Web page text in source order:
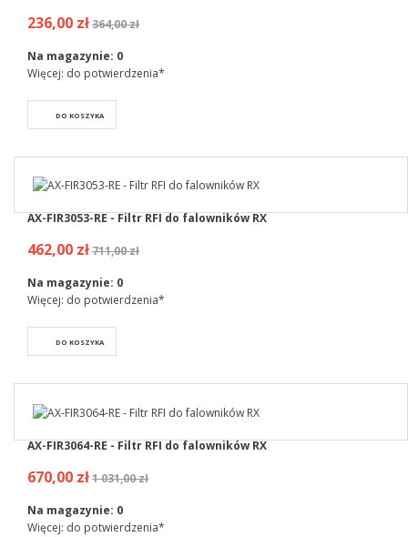
236,00 zł364,00 zł
Na magazynie: 0
Więcej: do potwierdzenia*
DO KOSZYKA
AX-FIR3053-RE - Filtr RFI do falowników RX
462,00 zł711,00 zł
Na magazynie: 0
Więcej: do potwierdzenia*
DO KOSZYKA
AX-FIR3064-RE - Filtr RFI do falowników RX
670,00 zł1 031,00 zł
Na magazynie: 0
Więcej: do potwierdzenia*